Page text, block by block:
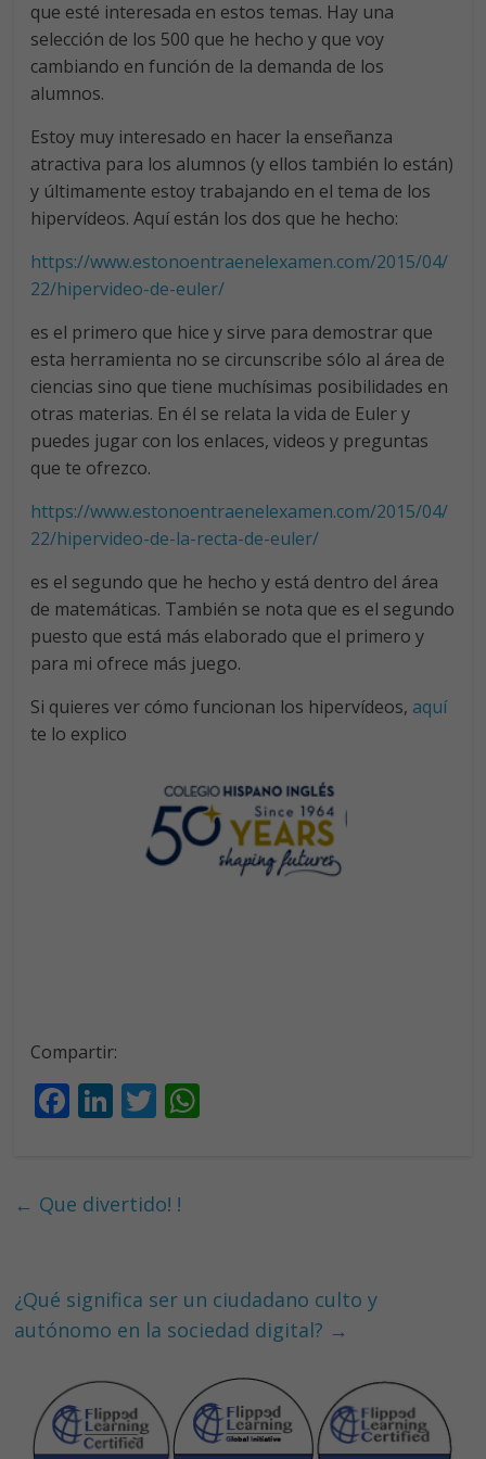
que esté interesada en estos temas. Hay una
selección de los 500 que he hecho y que voy
cambiando en función de la demanda de los
alumnos.
Estoy muy interesado en hacer la enseñanza
atractiva para los alumnos (y ellos también lo están)
y últimamente estoy trabajando en el tema de los
hipervídeos. Aquí están los dos que he hecho:
https://www.estonoentraenelexamen.com/2015/04/
22/hipervideo-de-euler/
es el primero que hice y sirve para demostrar que
esta herramienta no se circunscribe sólo al área de
ciencias sino que tiene muchísimas posibilidades en
otras materias. En él se relata la vida de Euler y
puedes jugar con los enlaces, videos y preguntas
que te ofrezco.
https://www.estonoentraenelexamen.com/2015/04/
22/hipervideo-de-la-recta-de-euler/
es el segundo que he hecho y está dentro del área
de matemáticas. También se nota que es el segundo
puesto que está más elaborado que el primero y
para mi ofrece más juego.
Si quieres ver cómo funcionan los hipervídeos, aquí
te lo explico
Compartir:
F
b
k
Li
e
T
er
p
← Que divertido! !
¿Qué significa ser un ciudadano culto y
autónomo en la sociedad digital? →